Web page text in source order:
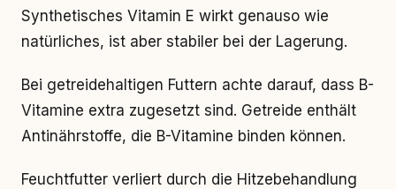
Synthetisches Vitamin E wirkt genauso wie
natürliches, ist aber stabiler bei der Lagerung.
Bei getreidehaltigen Futtern achte darauf, dass B-
Vitamine extra zugesetzt sind. Getreide enthält
Antinährstoffe, die B-Vitamine binden können.
Feuchtfutter verliert durch die Hitzebehandlung